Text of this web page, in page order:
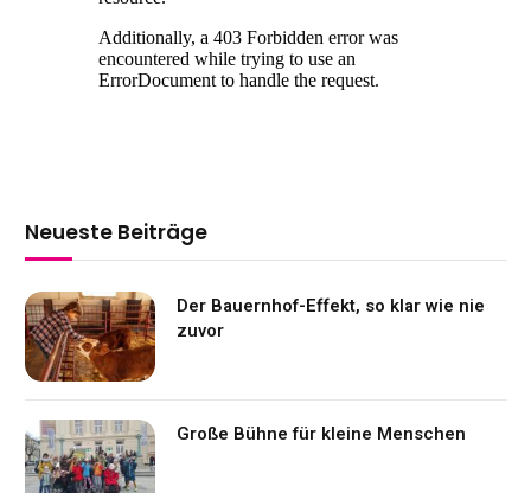
Neueste Beiträge
Der Bauernhof-Effekt, so klar wie nie
zuvor
Große Bühne für kleine Menschen